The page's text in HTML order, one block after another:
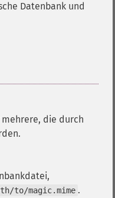
Datenbank und
die durch
to/magic.mime .